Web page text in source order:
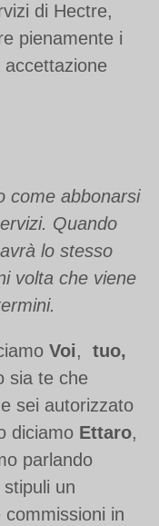
di Hectre,
pienamente i
accettazione
come abbonarsi
Quando
lo stesso
volta che viene
Voi, tuo,
sia te che
sei autorizzato
diciamo Ettaro,
parlando
un
in